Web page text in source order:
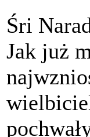
Śri
Jak już